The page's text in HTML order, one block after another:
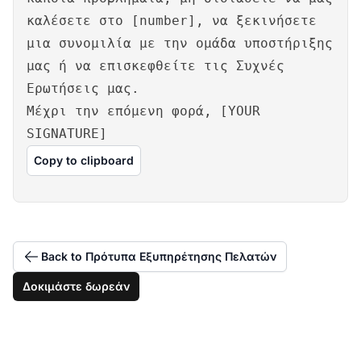
καλέσετε στο [number], να ξεκινήσετε
μια συνομιλία με την ομάδα υποστήριξης
μας ή να επισκεφθείτε τις Συχνές
Ερωτήσεις μας.
Μέχρι την επόμενη φορά, [YOUR
SIGNATURE]
Copy to clipboard
Back to Πρότυπα Εξυπηρέτησης Πελατών
Δοκιμάστε δωρεάν